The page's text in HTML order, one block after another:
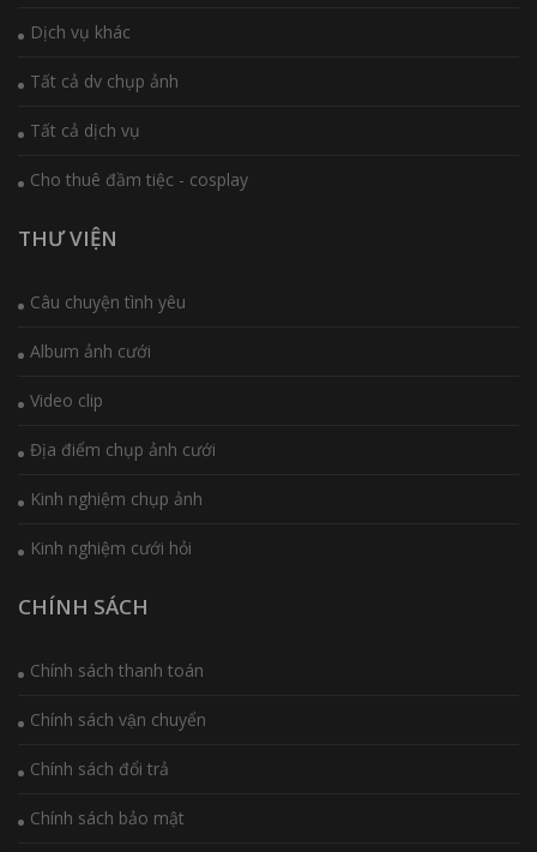
Dịch vụ khác
Tất cả dv chụp ảnh
Tất cả dịch vụ
Cho thuê đầm tiệc - cosplay
THƯ VIỆN
Câu chuyện tình yêu
Album ảnh cưới
Video clip
Địa điểm chụp ảnh cưới
Kinh nghiệm chụp ảnh
Kinh nghiệm cưới hỏi
CHÍNH SÁCH
Chính sách thanh toán
Chính sách vận chuyển
Chính sách đổi trả
Chính sách bảo mật